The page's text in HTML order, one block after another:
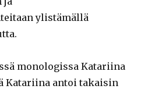
ylistämällä
monologissa Katariina
Katariina antoi takaisin